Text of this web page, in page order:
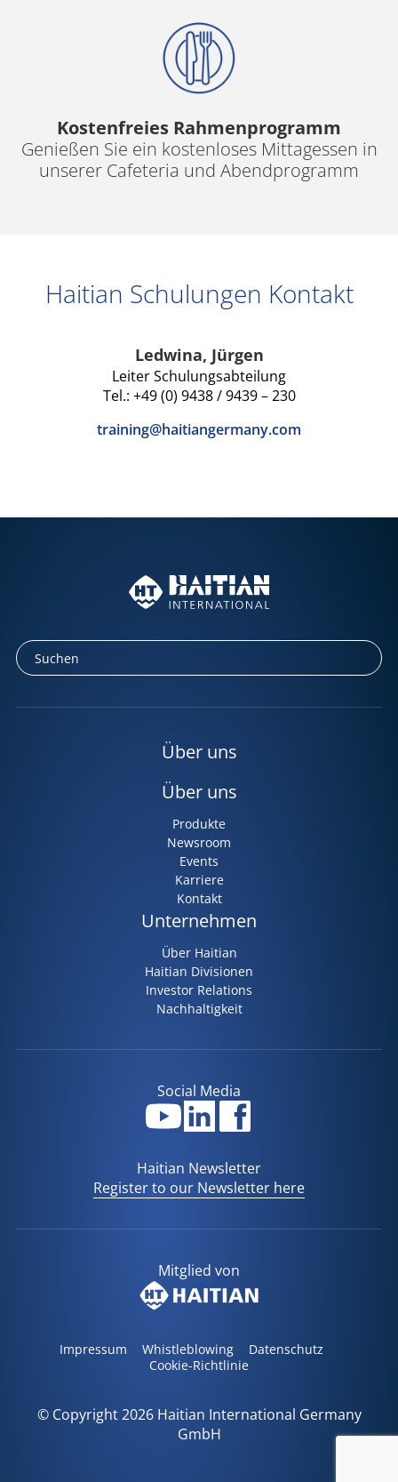
Kostenfreies Rahmenprogramm
Genießen Sie ein kostenloses Mittagessen in
unserer Cafeteria und Abendprogramm
Haitian Schulungen Kontakt
Ledwina, Jürgen
Leiter Schulungsabteilung
Tel.: +49 (0) 9438 / 9439 – 230
training@haitiangermany.com
Über uns
Über uns
Produkte
Newsroom
Events
Karriere
Kontakt
Unternehmen
Über Haitian
Haitian Divisionen
Investor Relations
Nachhaltigkeit
Social Media
Haitian Newsletter
Register to our Newsletter here
Mitglied von
© Copyright 2026 Haitian International Germany
GmbH
Impressum Whistleblowing
Datenschutz
Cookie-Richtlinie